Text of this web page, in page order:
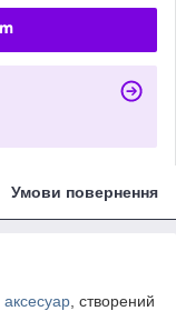
Умови повернення
аксесуар , створений